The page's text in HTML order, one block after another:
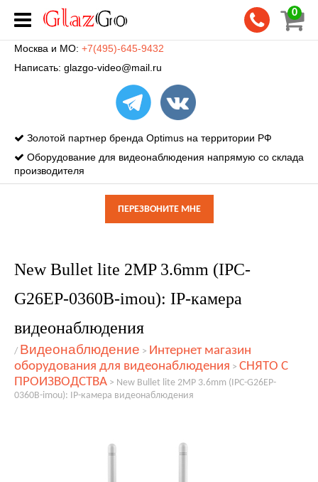
0
Москва и МО: +7(495)-645-9432
Написать: glazgo-video@mail.ru
Золотой партнер бренда Optimus на территории РФ
Оборудование для видеонаблюдения напрямую со склада
производителя
ПЕРЕЗВОНИТЕ МНЕ
New Bullet lite 2MP 3.6mm (IPC-
G26EP-0360B-imou): IP-камера
видеонаблюдения
/ Видеонаблюдение > Интернет магазин
оборудования для видеонаблюдения > СНЯТО С
ПРОИЗВОДСТВА > New Bullet lite 2MP 3.6mm (IPC-G26EP-
0360B-imou): IP-камера видеонаблюдения